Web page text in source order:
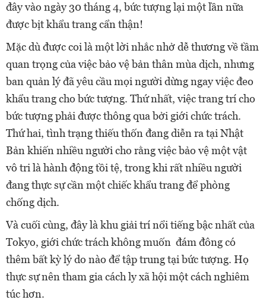
đây vào ngày 30 tháng 4, bức tượng lại một lần nữa
được bịt khẩu trang cẩn thận!
Mặc dù được coi là một lời nhắc nhở dễ thương về tầm
quan trọng của việc bảo vệ bản thân mùa dịch, nhưng
ban quản lý đã yêu cầu mọi người dừng ngay việc đeo
khẩu trang cho bức tượng. Thứ nhất, việc trang trí cho
bức tượng phải được thông qua bởi giới chức trách.
Thứ hai, tình trạng thiếu thốn đang diễn ra tại Nhật
Bản khiến nhiều người cho rằng việc bảo vệ một vật
vô tri là hành động tồi tệ, trong khi rất nhiều người
đang thực sự cần một chiếc khẩu trang để phòng
chống dịch.
Và cuối cùng, đây là khu giải trí nổi tiếng bậc nhất của
Tokyo, giới chức trách không muốn đám đông có
thêm bất kỳ lý do nào để tập trung tại bức tượng. Họ
thực sự nên tham gia cách ly xã hội một cách nghiêm
túc hơn.